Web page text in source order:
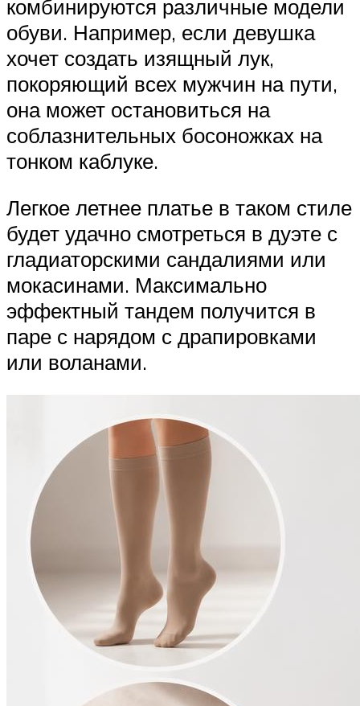
комбинируются различные модели
обуви. Например, если девушка
хочет создать изящный лук,
покоряющий всех мужчин на пути,
она может остановиться на
соблазнительных босоножках на
тонком каблуке.
Легкое летнее платье в таком стиле
будет удачно смотреться в дуэте с
гладиаторскими сандалиями или
мокасинами. Максимально
эффектный тандем получится в
паре с нарядом с драпировками
или воланами.